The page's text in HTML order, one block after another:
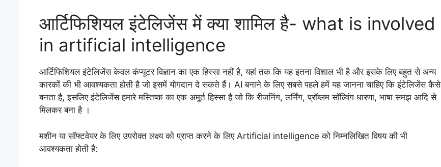
आर्टिफिशियल इंटेलिजेंस में क्या शामिल है- what is involved
in artificial intelligence
आर्टिफिशियल इंटेलिजेंस केवल कंप्यूटर विज्ञान का एक हिस्सा नहीं है, यहां तक ​​कि यह इतना विशाल भी है और इसके लिए बहुत से अन्य
कारकों की भी आवश्यकता होती है जो इसमें योगदान दे सकते हैं। AI बनाने के लिए सबसे पहले हमें यह जानना चाहिए कि इंटेलिजेंस कैसे
बनता है, इसलिए इंटेलिजेंस हमारे मस्तिष्क का एक अमूर्त हिस्सा है जो कि रीजनिंग, लर्निंग, प्रॉब्लम सॉल्विंग धारणा, भाषा समझ आदि से
मिलकर बना है ।
मशीन या सॉफ्टवेयर के लिए उपरोक्त लक्ष्य को प्राप्त करने के लिए Artificial intelligence को निम्नलिखित विषय की भी
आवश्यकता होती है: